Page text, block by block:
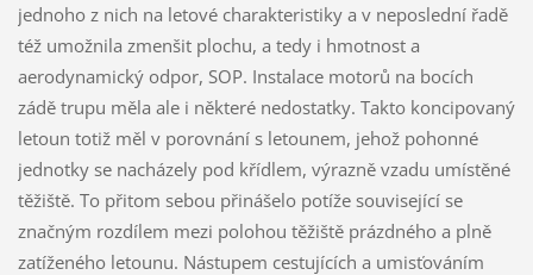
jednoho z nich na letové charakteristiky a v neposlední řadě
též umožnila zmenšit plochu, a tedy i hmotnost a
aerodynamický odpor, SOP. Instalace motorů na bocích
zádě trupu měla ale i některé nedostatky. Takto koncipovaný
letoun totiž měl v porovnání s letounem, jehož pohonné
jednotky se nacházely pod křídlem, výrazně vzadu umístěné
těžiště. To přitom sebou přinášelo potíže související se
značným rozdílem mezi polohou těžiště prázdného a plně
zatíženého letounu. Nástupem cestujících a umisťováním